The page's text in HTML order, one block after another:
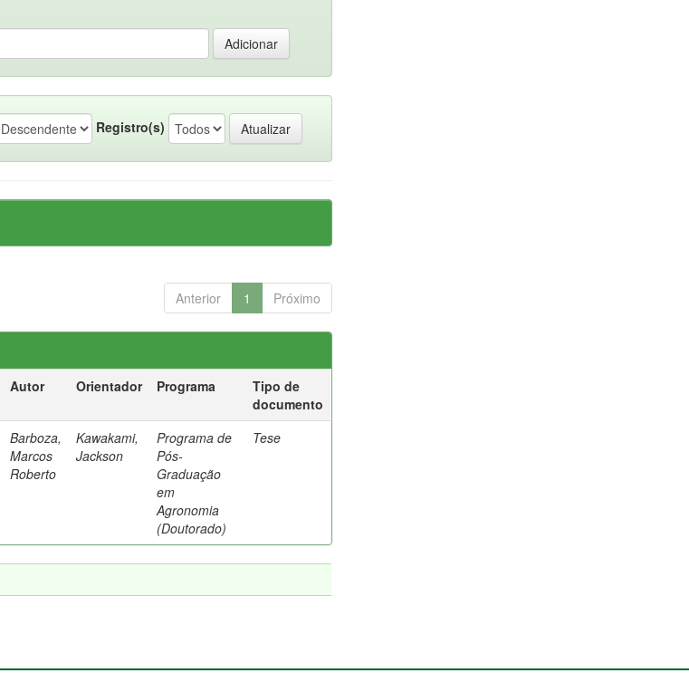
Registro(s)
Anterior 1 Próximo
Autor Orientador Programa
Tipo de
documento
Barboza,
Marcos
Roberto
Kawakami,
Jackson
Programa de
Pós-
Graduação
em
Agronomia
(Doutorado)
Tese